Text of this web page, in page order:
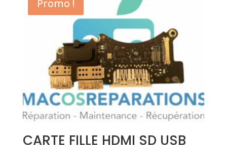
Promo !
CARTE FILLE HDMI SD USB